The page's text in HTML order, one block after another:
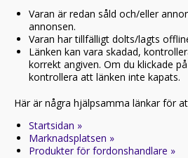
Varan är redan såld och/eller
annonsen.
Varan har tillfälligt dolts/lagts
Länken kan vara skadad,
korrekt angiven. Om du klickade
kontrollera att länken inte kapats.
Här är några hjälpsamma länkar för
Startsidan »
Marknadsplatsen »
Produkter för fordonshandlare »